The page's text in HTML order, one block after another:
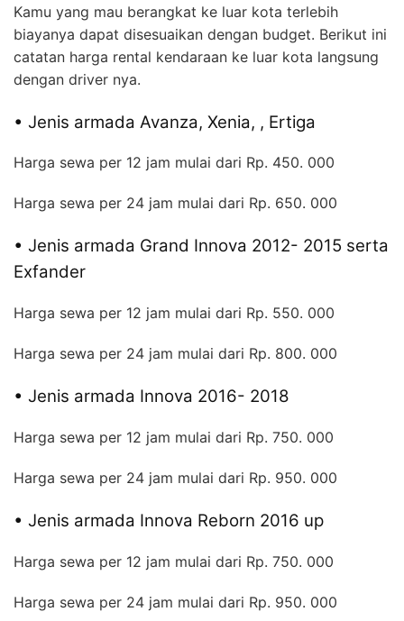
Kamu yang mau berangkat ke luar kota terlebih
biayanya dapat disesuaikan dengan budget. Berikut ini
catatan harga rental kendaraan ke luar kota langsung
dengan driver nya.
• Jenis armada Avanza, Xenia, , Ertiga
Harga sewa per 12 jam mulai dari Rp. 450. 000
Harga sewa per 24 jam mulai dari Rp. 650. 000
• Jenis armada Grand Innova 2012- 2015 serta
Exfander
Harga sewa per 12 jam mulai dari Rp. 550. 000
Harga sewa per 24 jam mulai dari Rp. 800. 000
• Jenis armada Innova 2016- 2018
Harga sewa per 12 jam mulai dari Rp. 750. 000
Harga sewa per 24 jam mulai dari Rp. 950. 000
• Jenis armada Innova Reborn 2016 up
Harga sewa per 12 jam mulai dari Rp. 750. 000
Harga sewa per 24 jam mulai dari Rp. 950. 000